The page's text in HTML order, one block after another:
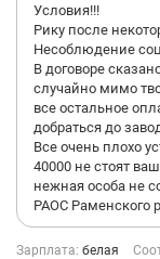
Условия!!!
Рику после
Несоблюдение
В договоре
случайно мимо
все остальное
добраться до
Все очень плохо
40000 не стоят
нежная особа не
РАОС Раменского
Зарплата: белая